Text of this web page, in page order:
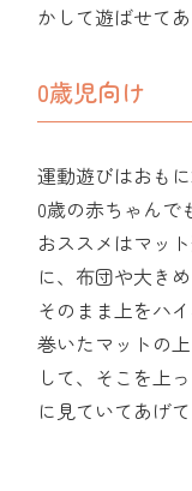
かして遊ばせてあ
0歳児向け
運動遊びはおも
0歳の赤ちゃんで
おススメはマッ
に、布団や大き
そのまま上をハ
巻いたマットの
して、そこを上
に見ていてあげて